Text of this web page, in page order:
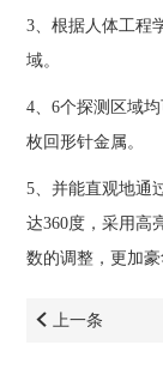
3 、根据人体工程
域。
4 、6个探测区域
枚回形针金属。
5 、并能直观地
达360度 ，采用高
数的调整，更加豪
上一条